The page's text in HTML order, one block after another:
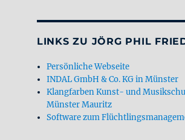
LINKS ZU JÖRG PHIL
Persönliche Webseite
INDAL GmbH & Co. KG in Münster
Klangfarben Kunst- und
Münster Mauritz
Software zum